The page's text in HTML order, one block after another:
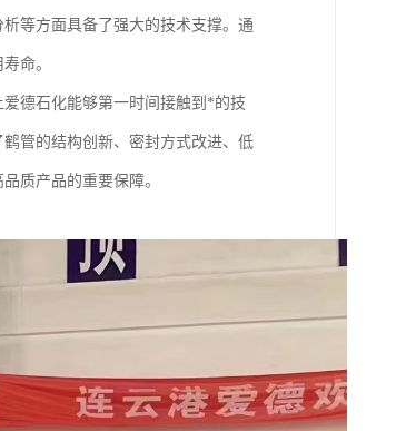
等方面具备了强大的技术支撑。通
命。
德石化能够第一时间接触到*的技
管的结构创新、密封方式改进、低
质产品的重要保障。